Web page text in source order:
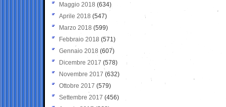
Maggio 2018 (634)
Aprile 2018 (547)
Marzo 2018 (599)
Febbraio 2018 (571)
Gennaio 2018 (607)
Dicembre 2017 (578)
Novembre 2017 (632)
Ottobre 2017 (579)
Settembre 2017 (456)